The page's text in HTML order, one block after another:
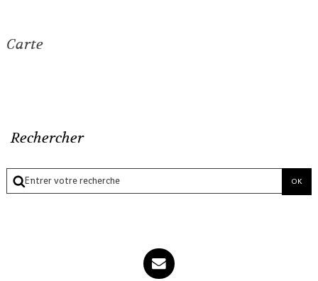
Carte
Rechercher